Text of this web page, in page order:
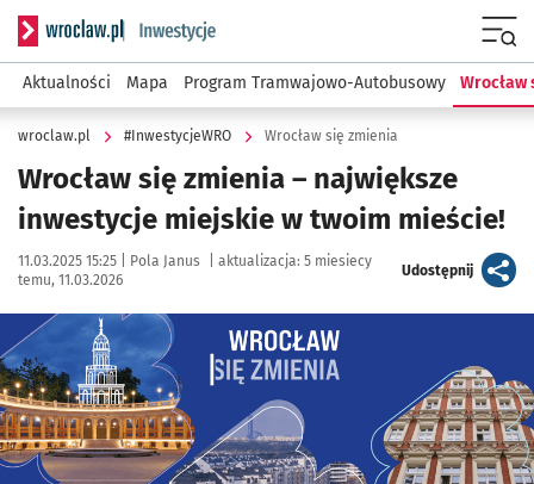
Serwis informacyjny wroclaw.pl podserwis:
Aktualności Mapa Program Tramwajowo-Autobusowy Wrocław
wroclaw.pl #InwestycjeWRO Wrocław się zmienia
Wrocław się zmienia – największe
inwestycje miejskie w twoim mieście!
Data publikacji:
11.03.2025 15:25 | Autor:
Pola Janus aktualizacja: 5 miesiecy
temu, 11.03.2026
Udostępnijartykuł
Kliknij, aby powiększyć